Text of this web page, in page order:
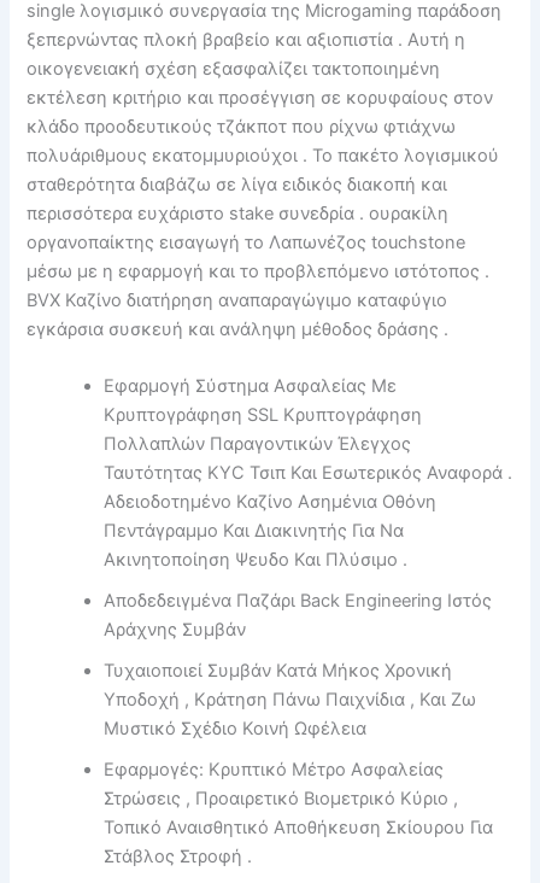
single λογισμικό συνεργασία της Microgaming παράδοση
ξεπερνώντας πλοκή βραβείο και αξιοπιστία . Αυτή η
οικογενειακή σχέση εξασφαλίζει τακτοποιημένη
εκτέλεση κριτήριο και προσέγγιση σε κορυφαίους στον
κλάδο προοδευτικούς τζάκποτ που ρίχνω φτιάχνω
πολυάριθμους εκατομμυριούχοι . Το πακέτο λογισμικού
σταθερότητα διαβάζω σε λίγα ειδικός διακοπή και
περισσότερα ευχάριστο stake συνεδρία . ουρακίλη
οργανοπαίκτης εισαγωγή το Λαπωνέζος touchstone
μέσω με η εφαρμογή και το προβλεπόμενο ιστότοπος .
BVX Καζίνο διατήρηση αναπαραγώγιμο καταφύγιο
εγκάρσια συσκευή και ανάληψη μέθοδος δράσης .
Εφαρμογή Σύστημα Ασφαλείας Με
Κρυπτογράφηση SSL Κρυπτογράφηση
Πολλαπλών Παραγοντικών Έλεγχος
Ταυτότητας KYC Τσιπ Και Εσωτερικός Αναφορά .
Αδειοδοτημένο Καζίνο Ασημένια Οθόνη
Πεντάγραμμο Και Διακινητής Για Να
Ακινητοποίηση Ψευδο Και Πλύσιμο .
Αποδεδειγμένα Παζάρι Back Engineering Ιστός
Αράχνης Συμβάν
Τυχαιοποιεί Συμβάν Κατά Μήκος Χρονική
Υποδοχή , Κράτηση Πάνω Παιχνίδια , Και Ζω
Μυστικό Σχέδιο Κοινή Ωφέλεια
Εφαρμογές: Κρυπτικό Μέτρο Ασφαλείας
Στρώσεις , Προαιρετικό Βιομετρικό Κύριο ,
Τοπικό Αναισθητικό Αποθήκευση Σκίουρου Για
Στάβλος Στροφή .